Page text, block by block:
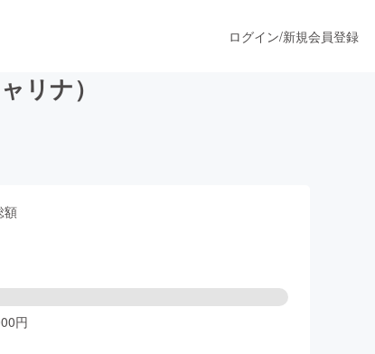
ログイン/新規会員登録
リナ）
額
円